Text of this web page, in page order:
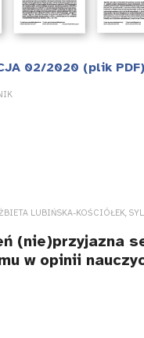
02/2020 (plik PDF)
LUBIŃSKA-KOŚCIÓŁEK,
(nie)przyjazna
w opinii